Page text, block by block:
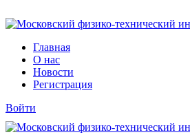
Главная
О нас
Новости
Регистрация
Войти